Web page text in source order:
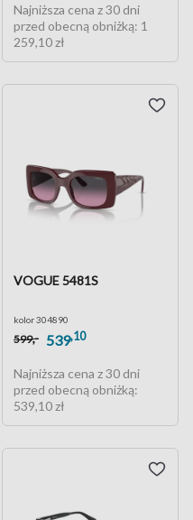
Najniższa cena z 30 dni
przed obecną obniżką: 1
259,10 zł
VOGUE 5481S
kolor 304890
599,- 539,10
Najniższa cena z 30 dni
przed obecną obniżką:
539,10 zł